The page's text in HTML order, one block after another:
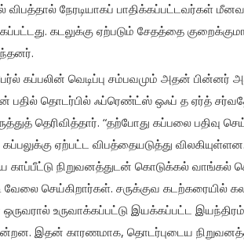
விபத்தால் நேரடியாகப் பாதிக்கப்பட்டவர்கள்
கடலுக்கு ஏற்படும் சேதத்தை
கப்பலின் வெடிப்பு சம்பவமும் அதன் பின்னர்
பதில் தொடர்பில் ஃப்ரெண்ட்ஸ் ஒஃப் த ஏர்த்
தெரிவித்தார். “தற்போது கப்பலை
கப்பலுக்கு ஏற்பட்ட விபத்தையடுத்து
காப்பீட்டு நிறுவனத்துடன் கொடுக்கல்
வேலை செய்கிறார்கள். சருக்குவ கடற்கரையில்
உருவாக்கப்பட்டு இயக்கப்பட்ட
இதன் காரணமாக, தொடர்புடைய